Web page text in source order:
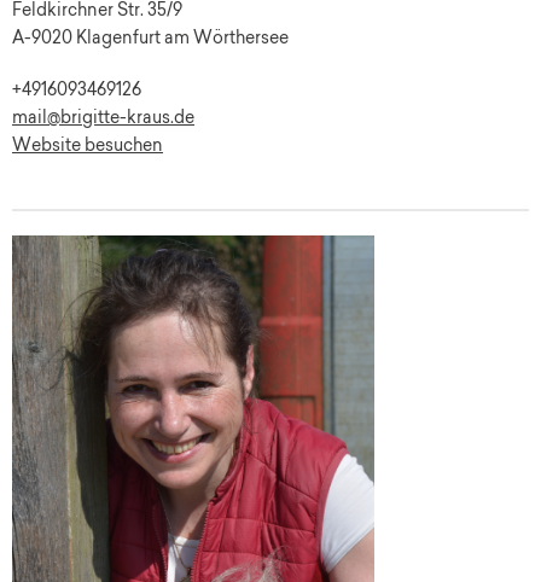
Feldkirchner Str. 35/9
A-9020 Klagenfurt am Wörthersee
+4916093469126
mail@brigitte-kraus.de
Website besuchen